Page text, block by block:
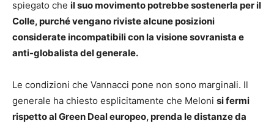
spiegato che il suo movimento potrebbe sostenerla per il
Colle, purché vengano riviste alcune posizioni
considerate incompatibili con la visione sovranista e
anti-globalista del generale.
Le condizioni che Vannacci pone non sono marginali. Il
generale ha chiesto esplicitamente che Meloni si fermi
rispetto al Green Deal europeo, prenda le distanze da